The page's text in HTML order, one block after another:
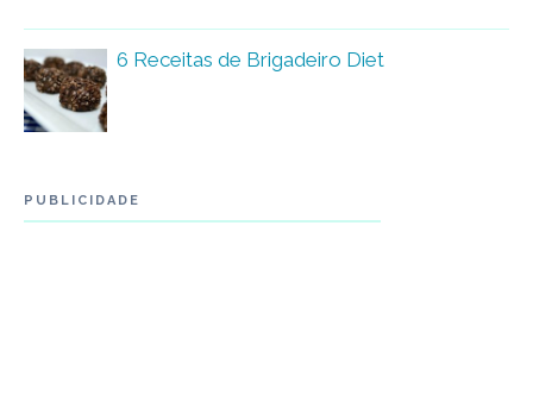
6 Receitas de Brigadeiro Diet
PUBLICIDADE